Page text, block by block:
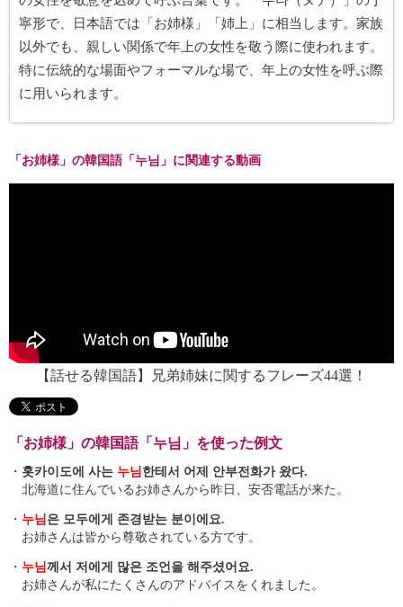
寧形で、日本語では「お姉様」「姉上」に相当します。家族
以外でも、親しい関係で年上の女性を敬う際に使われます。
特に伝統的な場面やフォーマルな場で、年上の女性を呼ぶ際
に用いられます。
「お姉様」の韓国語「누님」に関連する動画
【話せる韓国語】兄弟姉妹に関するフレーズ44選！
「お姉様」の韓国語「누님」を使った例文
・ 홋카이도에 사는 누님 한테서 어제 안부전화가 왔다.
北海道に住んでいるお姉さんから昨日、安否電話が来た。
・ 누님 은 모두에게 존경받는 분이에요.
お姉さんは皆から尊敬されている方です。
・ 누님께서 저에게 많은 조언을 해주셨어요.
お姉さんが私にたくさんのアドバイスをくれました。